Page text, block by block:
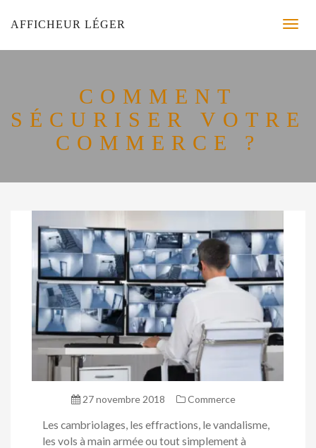
AFFICHEUR LÉGER
COMMENT
SÉCURISER VOTRE
COMMERCE ?
27 novembre 2018 Commerce
Les cambriolages, les effractions, le vandalisme,
les vols à main armée ou tout simplement à